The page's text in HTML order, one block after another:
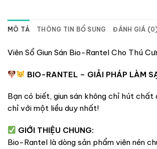
MÔ TẢ THÔNG TIN BỔ SUNG ĐÁNH GIÁ
Viên Sổ Giun Sán Bio-Rantel Cho Thú
BIO-RANTEL – GIẢI PHÁP LÀM
Bạn có biết, giun sán không chỉ hút
chỉ với một liều duy nhất!
GIỚI THIỆU CHUNG:
Bio-Rantel là dòng sản phẩm viên nén